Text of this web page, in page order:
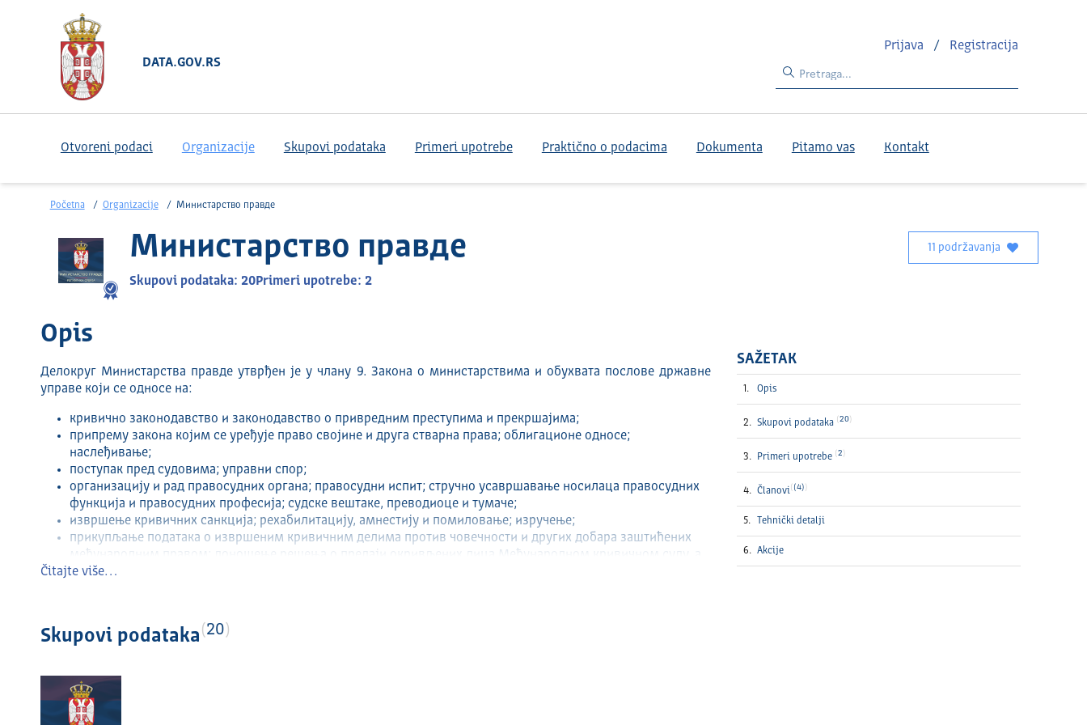
DATA.GOV.RS
Prijava / Registracija
Otvoreni podaci Organizacije Skupovi podataka Primeri upotrebe Praktično o podacima Dokumenta Pitamo vas Kontakt
Početna Organizacije Министарство правде
Министарство правде
Skupovi podataka: 20Primeri upotrebe: 2
11 podržavanja
Opis
Делокруг Министарства правде утврђен је у члану 9. Закона о министарствима и обухвата послове државне
управе који се односе на:
кривично законодавство и законодавство о привредним преступима и прекршајима;
припрему закона којим се уређује право својине и друга стварна права; облигационе односе;
наслеђивање;
поступак пред судовима; управни спор;
организацију и рад правосудних органа; правосудни испит; стручно усавршавање носилаца правосудних
функција и правосудних професија; судске вештаке, преводиоце и тумаче;
извршење кривичних санкција; рехабилитацију, амнестију и помиловање; изручење;
прикупљање података о извршеним кривичним делима против човечности и других добара заштићених
међународним правом; доношење решења о предаји окривљених лица Међународном кривичном суду, а
на основу правноснажних и извршних судских одлука; спровођење програма заштите учесника у
статистику и аналитику рада правосудних органа и правосудних професија;
међународну правну помоћ;
управљање одузетом имовином проистеклом из кривичног дела;
заступање Републике Србије пред Европским судом за људска права и старање о објављивању пресуда тог
Čitajte više…
Skupovi podataka 20
SAŽETAK
Opis
Skupovi podataka 20
Primeri upotrebe 2
Članovi (4)
Tehnički detalјi
Akcije